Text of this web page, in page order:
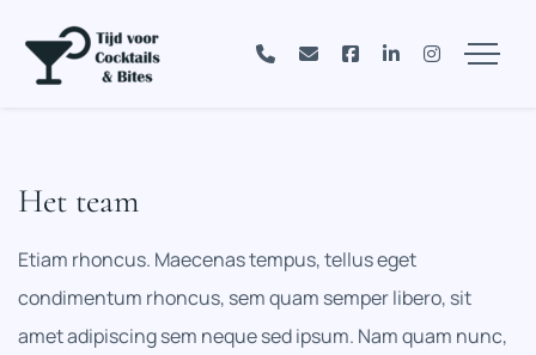
Het team
Etiam rhoncus. Maecenas tempus, tellus eget
condimentum rhoncus, sem quam semper libero, sit
amet adipiscing sem neque sed ipsum. Nam quam nunc,